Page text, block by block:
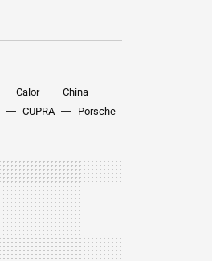
Calor
China
CUPRA
Porsche